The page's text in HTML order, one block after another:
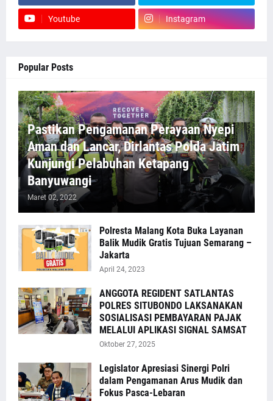
Youtube Instagram
Popular Posts
Pastikan Pengamanan Perayaan Nyepi
Aman dan Lancar, Dirlantas Polda Jatim
Kunjungi Pelabuhan Ketapang
Banyuwangi
Maret 02, 2022
Polresta Malang Kota Buka Layanan
Balik Mudik Gratis Tujuan Semarang –
Jakarta
April 24, 2023
ANGGOTA REGIDENT SATLANTAS
POLRES SITUBONDO LAKSANAKAN
SOSIALISASI PEMBAYARAN PAJAK
MELALUI APLIKASI SIGNAL SAMSAT
Oktober 27, 2025
Legislator Apresiasi Sinergi Polri
dalam Pengamanan Arus Mudik dan
Fokus Pasca-Lebaran